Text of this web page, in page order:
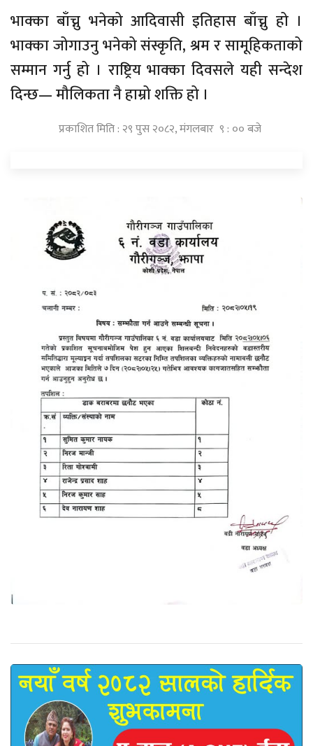
भाक्का बाँच्नु भनेको आदिवासी इतिहास बाँच्नु हो ।
भाक्का जोगाउनु भनेको संस्कृति, श्रम र सामूहिकताको
सम्मान गर्नु हो । राष्ट्रिय भाक्का दिवसले यही सन्देश
दिन्छ— मौलिकता नै हाम्रो शक्ति हो ।
प्रकाशित मिति : २९ पुस २०८२, मंगलबार ९ : ०० बजे